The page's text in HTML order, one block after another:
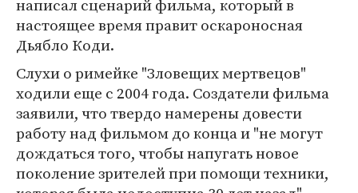
написал сценарий фильма, который в
настоящее время правит оскароносная
Дьябло Коди.
Слухи о римейке "Зловещих мертвецов"
ходили еще с 2004 года. Создатели фильма
заявили, что твердо намерены довести
работу над фильмом до конца и "не могут
дождаться того, чтобы напугать новое
поколение зрителей при помощи техники,